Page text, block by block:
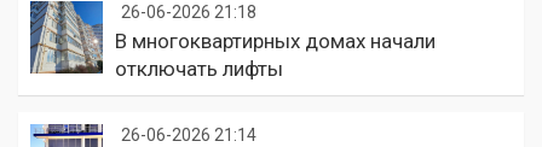
26-06-2026 21:18
В многоквартирных домах начали
отключать лифты
26-06-2026 21:14